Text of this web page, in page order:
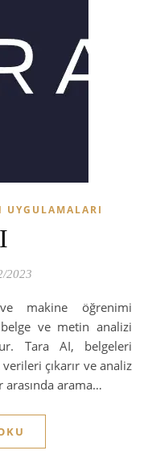
UYGULAMALARI
2023
makine öğrenimi
ve metin analizi
Tara AI, belgeleri
çıkarır ve analiz
arasında arama…